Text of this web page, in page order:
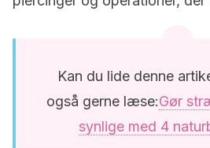
Kan du lide denne
også gerne læse:Gør
synlige med 4